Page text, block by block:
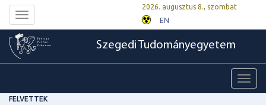
Toggle
navigation
2026. augusztus 8., szombat
EN
Szegedi Tudományegyetem
FELVETTEK